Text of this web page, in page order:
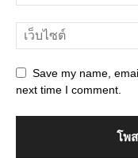
Save my name,
next time I comment.